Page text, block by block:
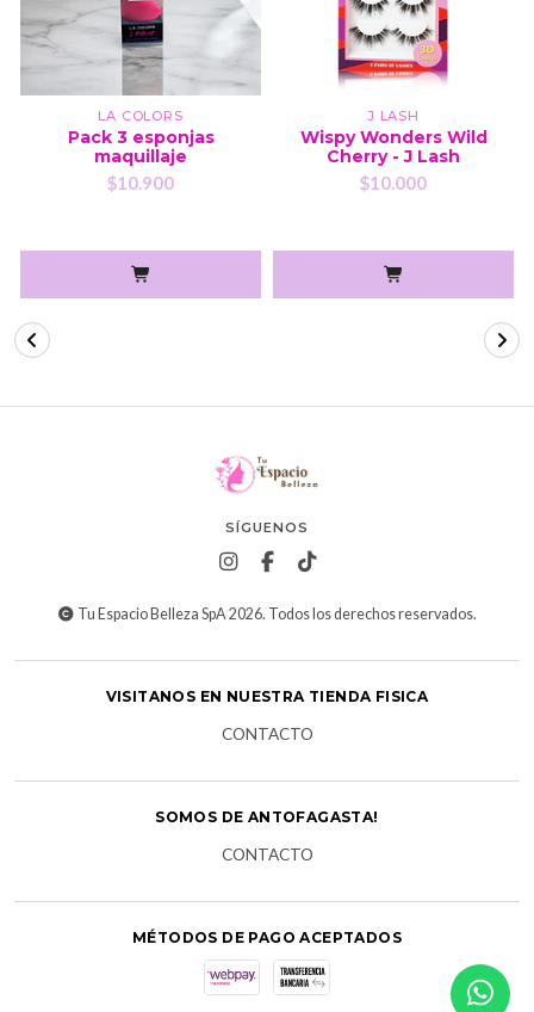
LA COLORS
Pack 3 esponjas
maquillaje
$10.900
J LASH
Wispy Wonders Wild
Cherry - J Lash
$10.000
SÍGUENOS
Tu Espacio Belleza SpA 2026. Todos los derechos reservados.
VISITANOS EN NUESTRA TIENDA FISICA
CONTACTO
SOMOS DE ANTOFAGASTA!
CONTACTO
MÉTODOS DE PAGO ACEPTADOS